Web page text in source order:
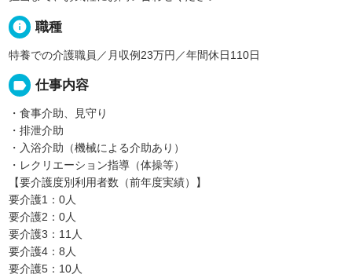
info 職種
特養での介護職員／月収例23万円／年間休日110日
label 仕事内容
・食事介助、見守り
・排泄介助
・入浴介助（機械による介助あり）
・レクリエーション指導（体操等）
【要介護度別利用者数（前年度実績）】
要介護1：0人
要介護2：0人
要介護3：11人
要介護4：8人
要介護5：10人